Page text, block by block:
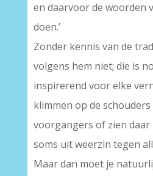
en daarvoor de woorden
doen.’
Zonder kennis van de
volgens hem niet; die is
inspirerend voor elke
klimmen op de
voorgangers of zien daar
soms uit weerzin tegen
Maar dan moet je